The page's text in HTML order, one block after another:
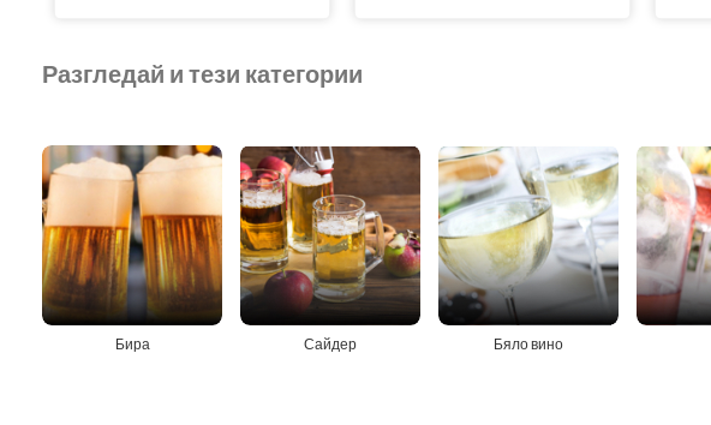
Разгледай и тези категории
Бира Сайдер Бяло вино